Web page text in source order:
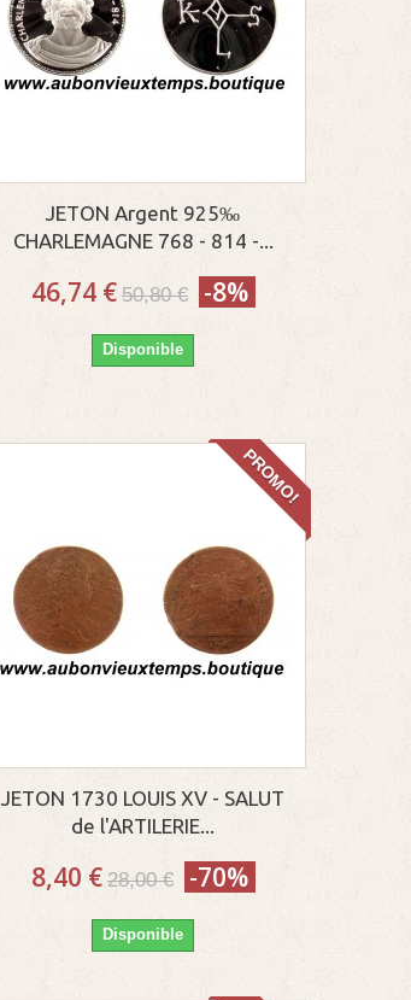
JETON Argent 925‰
CHARLEMAGNE 768 - 814 -...
46,74 € 50,80 € -8%
Disponible
PROMO!
JETON 1730 LOUIS XV - SALUT
de l'ARTILERIE...
8,40 € 28,00 € -70%
Disponible